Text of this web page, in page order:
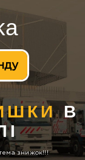
В
знижок!!!